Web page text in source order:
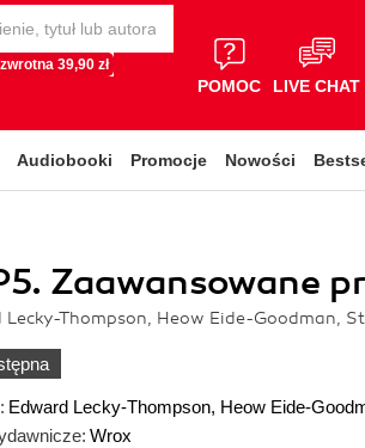
zwrotna 39,90 zł
POMOC LIVE CHAT
Audiobooki Promocje Nowości
Zaawansowane
Lecky-Thompson, Heow Eide-Goodman,
Edward Lecky-Thompson, Heow Eide-
Wrox